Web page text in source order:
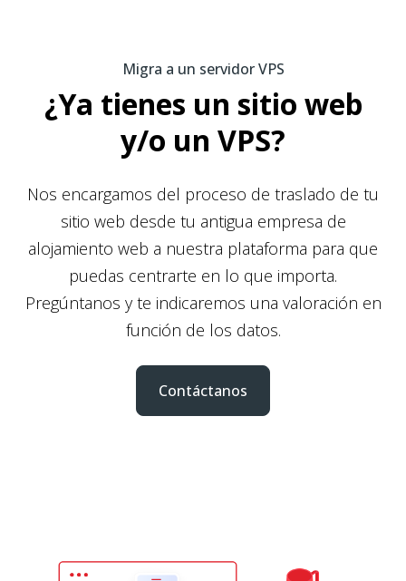
Migra a un servidor VPS
¿Ya tienes un sitio web
y/o un VPS?
Nos encargamos del proceso de traslado de tu
sitio web desde tu antigua empresa de
alojamiento web a nuestra plataforma para que
puedas centrarte en lo que importa.
Pregúntanos y te indicaremos una valoración en
función de los datos.
Contáctanos